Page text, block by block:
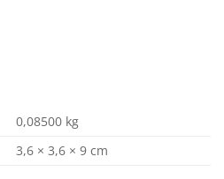
0,08500 kg
3,6 × 3,6 × 9 cm